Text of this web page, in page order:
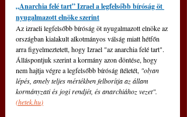
„Anarchia felé tart” Izrael a legfelsőbb bíróság öt
nyugalmazott elnöke szerint
Az izraeli legfelsőbb bíróság öt nyugalmazott elnöke az
országban kialakult alkotmányos válság miatt hétfőn
arra figyelmeztetett, hogy Izrael "az anarchia felé tart".
Álláspontjuk szerint a kormány azon döntése, hogy
nem hajtja végre a legfelsőbb bíróság ítéletét, "olyan
lépés, amely teljes mértékben felborítja az állam
kormányzati és jogi rendjét, és anarchiához vezet".
(hetek.hu)